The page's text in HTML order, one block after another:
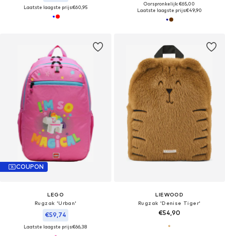
Laatste laagste prijs:€60,95
Oorspronkelijk: €65,00
Laatste laagste prijs:€49,90
COUPON
LEGO
Rugzak 'Urban'
€59,74
Laatste laagste prijs:€66,38
LIEWOOD
Rugzak 'Denise Tiger'
€54,90